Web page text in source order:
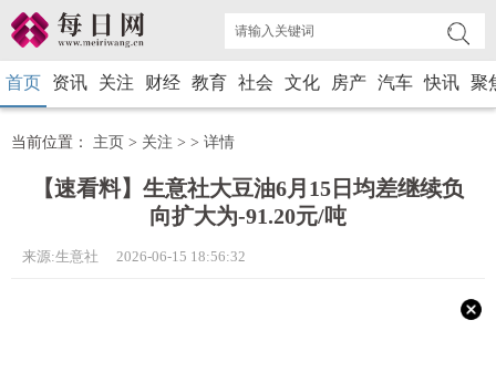
首页 资讯 关注 财经 教育 社会 文化 房产 汽车 快讯 聚
当前位置： 主页 > 关注 > > 详情
【速看料】生意社大豆油6月15日均差继续负
向扩大为-91.20元/吨
来源:生意社 2026-06-15 18:56:32